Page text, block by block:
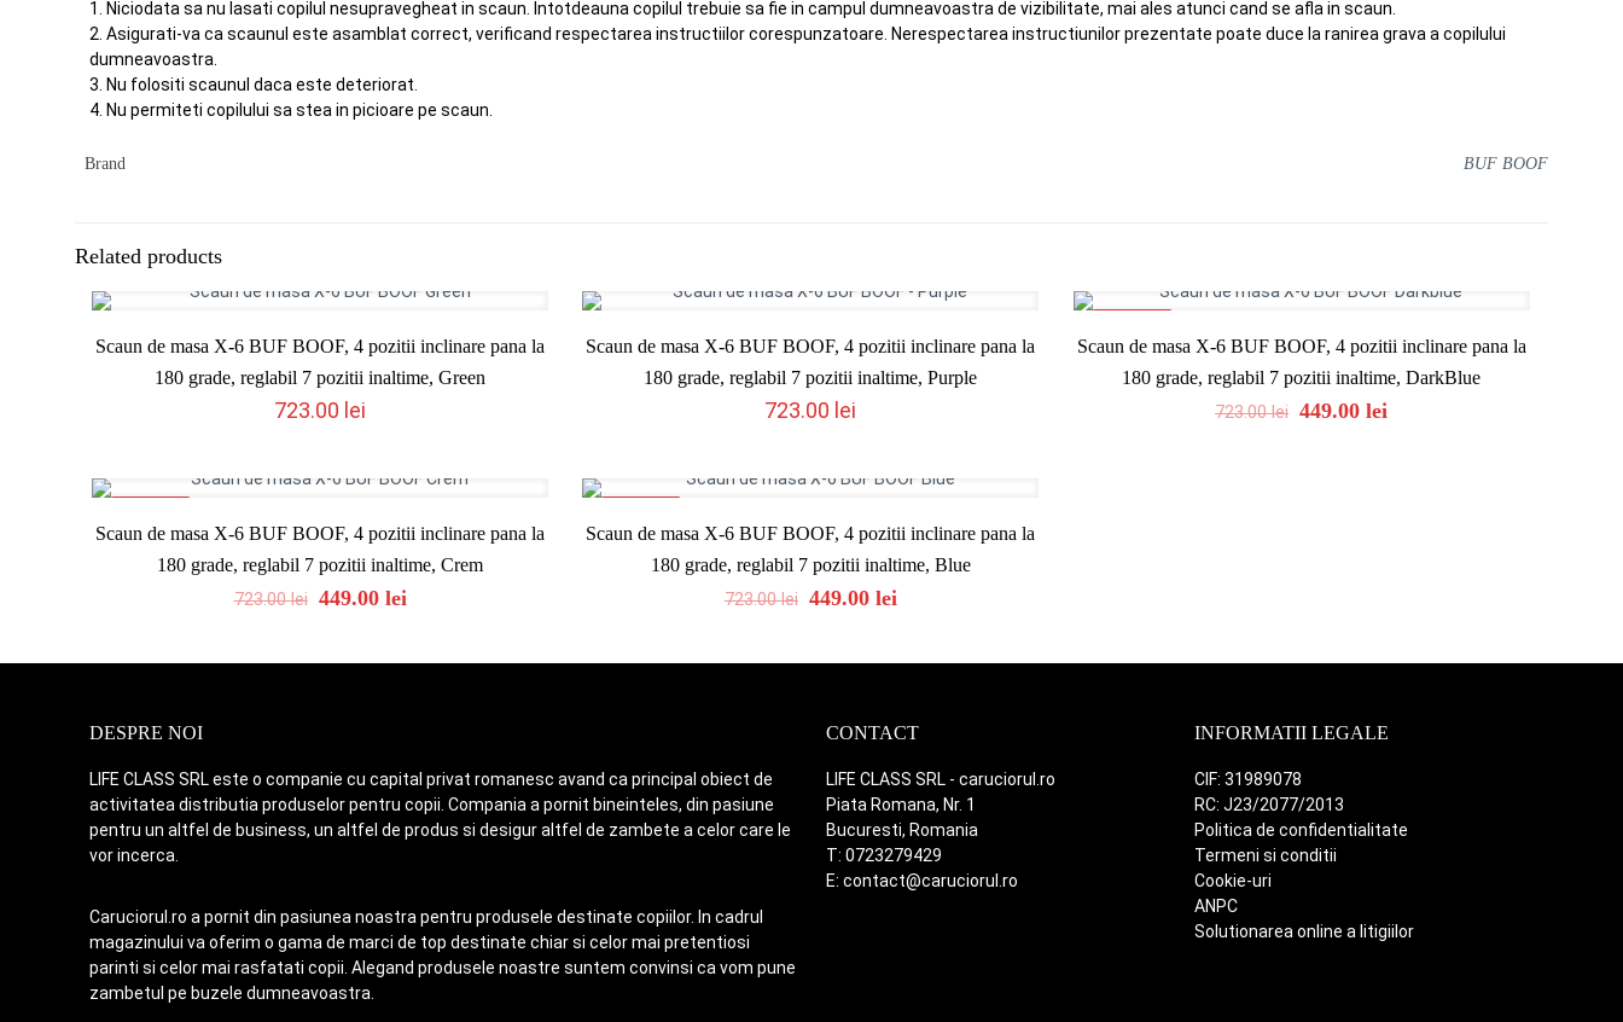
1. Niciodata sa nu lasati copilul nesupravegheat in scaun. Intotdeauna copilul trebuie sa fie in campul dumneavoastra de vizibilitate, mai ales atunci cand se afla in scaun.
2. Asigurati-va ca scaunul este asamblat correct, verificand respectarea instructiilor corespunzatoare. Nerespectarea instructiunilor prezentate poate duce la ranirea grava a copilului
dumneavoastra.
3. Nu folositi scaunul daca este deteriorat.
4. Nu permiteti copilului sa stea in picioare pe scaun.
Brand BUF BOOF
Related products
Scaun de masa X-6 BUF BOOF, 4 pozitii inclinare pana la
180 grade, reglabil 7 pozitii inaltime, Green
723.00 lei
Scaun de masa X-6 BUF BOOF, 4 pozitii inclinare pana la
180 grade, reglabil 7 pozitii inaltime, Purple
723.00 lei
Scaun de masa X-6 BUF BOOF, 4 pozitii inclinare pana la
180 grade, reglabil 7 pozitii inaltime, DarkBlue
723.00lei Original
449.00lei
Scaun de masa X-6 BUF BOOF, 4 pozitii inclinare pana la
180 grade, reglabil 7 pozitii inaltime, Crem
723.00lei Original
449.00 leiCurrent
Scaun de masa X-6 BUF BOOF, 4 pozitii inclinare pana la
180 grade, reglabil 7 pozitii inaltime, Blue
723.00lei Original
449.00 leiCurrent
DESPRE NOI
LIFE CLASS SRL este o companie cu capital privat romanesc avand ca principal obiect de
activitatea distributia produselor pentru copii. Compania a pornit bineinteles, din pasiune
pentru un altfel de business, un altfel de produs si desigur altfel de zambete a celor care le
vor incerca.
Caruciorul.ro a pornit din pasiunea noastra pentru produsele destinate copiilor. In cadrul
magazinului va oferim o gama de marci de top destinate chiar si celor mai pretentiosi
parinti si celor mai rasfatati copii. Alegand produsele noastre suntem convinsi ca vom pune
zambetul pe buzele dumneavoastra.
CONTACT
LIFE CLASS SRL - caruciorul.ro
Piata Romana, Nr. 1
Bucuresti, Romania
T: 0723279429
E: contact@caruciorul.ro
INFORMATII LEGALE
CIF: 31989078
RC: J23/2077/2013
Politica de confidentialitate
Termeni si conditii
Cookie-uri
ANPC
Solutionarea online a litigiilor